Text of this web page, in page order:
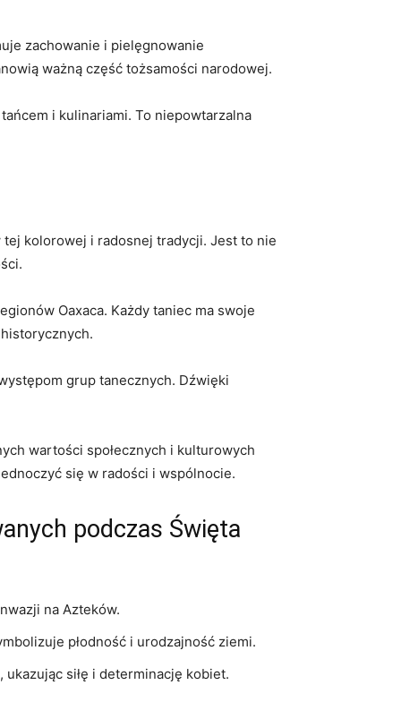
zachowanie i pielęgnowanie
ważną część tożsamości‌ narodowej.
i ⁣kulinariami. To niepowtarzalna
kolorowej i radosnej tradycji. Jest⁤ to nie
Oaxaca. Każdy taniec ma swoje
grup tanecznych. Dźwięki
wartości społecznych i kulturowych
się ⁤w radości i wspólnocie.
podczas ​Święta
na Azteków.
płodność⁣ i urodzajność ziemi.
siłę i determinację kobiet.